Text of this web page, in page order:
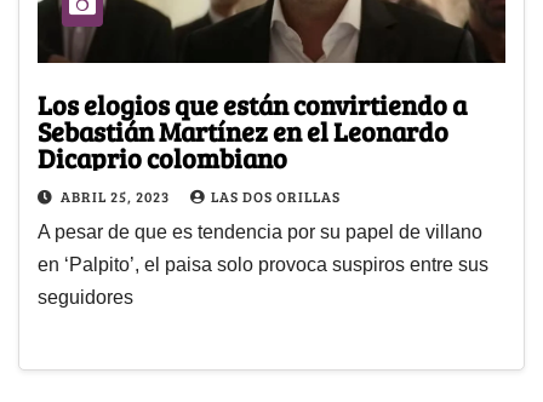
Los elogios que están convirtiendo a
Sebastián Martínez en el Leonardo
Dicaprio colombiano
ABRIL 25, 2023 LAS DOS ORILLAS
A pesar de que es tendencia por su papel de villano
en ‘Palpito’, el paisa solo provoca suspiros entre sus
seguidores